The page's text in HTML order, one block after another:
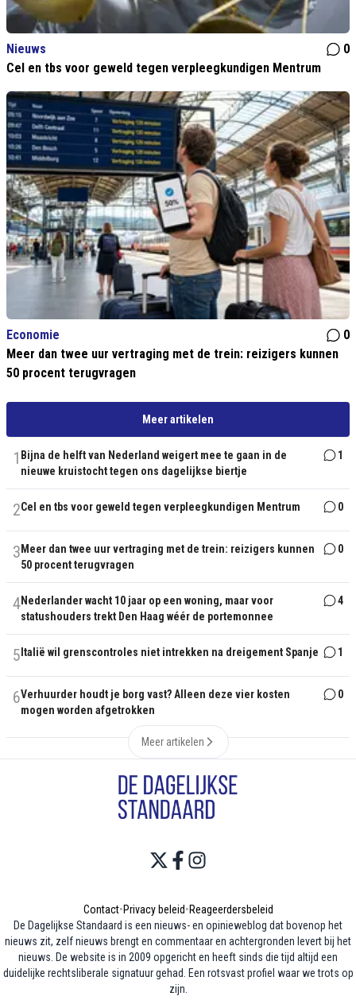
Nieuws
0
Cel en tbs voor geweld tegen verpleegkundigen Mentrum
Economie
0
Meer dan twee uur vertraging met de trein: reizigers kunnen
50 procent terugvragen
Meer artikelen
1 Bijna de helft van Nederland weigert mee te gaan in de
nieuwe kruistocht tegen ons dagelijkse biertje
1
2Cel en tbs voor geweld tegen verpleegkundigen Mentrum 0
3 Meer dan twee uur vertraging met de trein: reizigers kunnen
50 procent terugvragen
0
4Nederlander wacht 10 jaar op een woning, maar voor
statushouders trekt Den Haag wéér de portemonnee
4
5 Italië wil grenscontroles niet intrekken na dreigement Spanje 1
6Verhuurder houdt je borg vast? Alleen deze vier kosten
mogen worden afgetrokken
0
Meer artikelen
Contact•Privacy beleid•Reageerdersbeleid
De Dagelijkse Standaard is een nieuws- en opinieweblog dat bovenop het
nieuws zit, zelf nieuws brengt en commentaar en achtergronden levert bij het
nieuws. De website is in 2009 opgericht en heeft sinds die tijd altijd een
duidelijke rechtsliberale signatuur gehad. Een rotsvast profiel waar we trots op
zijn.